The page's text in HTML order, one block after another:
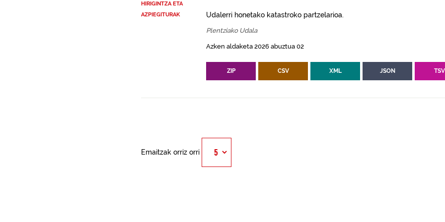
HIRIGINTZA ETA
AZPIEGITURAK
Udalerri honetako katastroko partzelarioa.
Plentziako Udala
Azken aldaketa 2026 abuztua 02
ZIP CSV XML JSON TSV
Emaitzak orriz orri